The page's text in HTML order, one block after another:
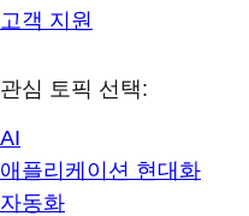
고객 지원
관심 토픽 선택:
AI
애플리케이션 현대화
자동화